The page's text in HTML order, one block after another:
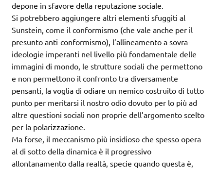
depone in sfavore della reputazione sociale.
Si potrebbero aggiungere altri elementi sfuggiti al
Sunstein, come il conformismo (che vale anche per il
presunto anti-conformismo), l’allineamento a sovra-
ideologie imperanti nel livello più fondamentale delle
immagini di mondo, le strutture sociali che permettono
e non permettono il confronto tra diversamente
pensanti, la voglia di odiare un nemico costruito di tutto
punto per meritarsi il nostro odio dovuto per lo più ad
altre questioni sociali non proprie dell’argomento scelto
per la polarizzazione.
Ma forse, il meccanismo più insidioso che spesso opera
al di sotto della dinamica è il progressivo
allontanamento dalla realtà, specie quando questa è,